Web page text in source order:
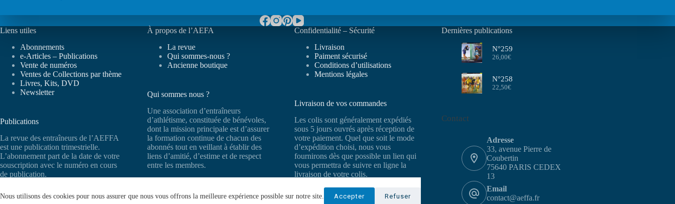
Nous utilisons des cookies pour nous assurer que nous vous offrons la meilleure expérience possible sur notre site. Accepter Refuser
Liens utiles
Abonnements
e-Articles – Publications
Vente de numéros
Ventes de Collections par thème
Livres, Kits, DVD
Newsletter
Publications
La revue des entraîneurs de l’AEFFA
est une publication trimestrielle.
L’abonnement part de la date de votre
souscription avec le numéro en cours
de publication.
À propos de l’AEFA
La revue
Qui sommes-nous ?
Ancienne boutique
Qui sommes nous ?
Une association d’entraîneurs
d’athlétisme, constituée de bénévoles,
dont la mission principale est d’assurer
la formation continue de chacun des
abonnés tout en veillant à établir des
liens d’amitié, d’estime et de respect
entre les membres.
Confidentialité – Sécurité
Livraison
Paiment sécurisé
Conditions d’utilisations
Mentions légales
Livraison de vos commandes
Les colis sont généralement expédiés
sous 5 jours ouvrés après réception de
votre paiement. Quel que soit le mode
d’expédition choisi, nous vous
fournirons dès que possible un lien qui
vous permettra de suivre en ligne la
livraison de votre colis.
Dernières publications
N°259
26,00€
N°258
22,50€
Contact
Adresse
33, avenue Pierre de
Coubertin
75640 PARIS CEDEX
13
Email
contact@aeffa.fr